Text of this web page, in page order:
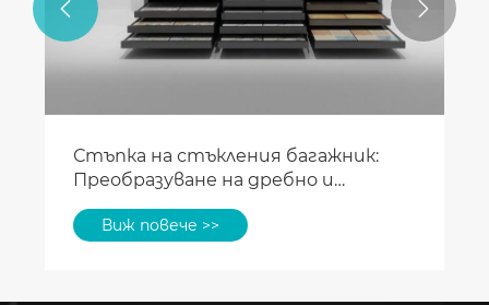
Стъпка на стъкления багажник:
Преобразуване на дребно и
привлекателност
Виж повече >>
 